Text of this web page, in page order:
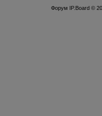
Форум IP.Board©